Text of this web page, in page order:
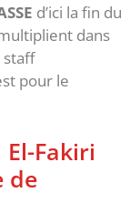
d’ici la fin du
dans
staff
pour le
El-Fakiri
de